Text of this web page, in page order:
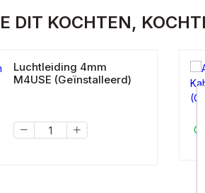
DIT KOCHTEN,
Luchtleiding 4mm
M4USE (Geïnstalleerd)